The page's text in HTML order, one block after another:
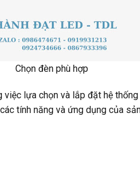
Chọn đèn phù hợp
lựa chọn và lắp đặt hệ
tính năng và ứng dụng của